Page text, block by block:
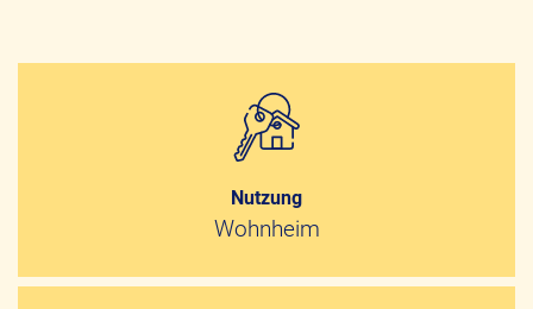
Nutzung
Wohnheim